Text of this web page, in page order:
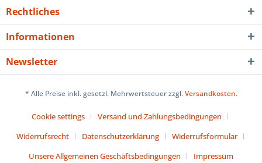
Rechtliches
Informationen
Newsletter
* Alle Preise inkl. gesetzl. Mehrwertsteuer zzgl.Versandkosten.
Cookie settings
Versand und Zahlungsbedingungen
Widerrufsrecht
Datenschutzerklärung
Widerrufsformular
Unsere Allgemeinen Geschäftsbedingungen
Impressum